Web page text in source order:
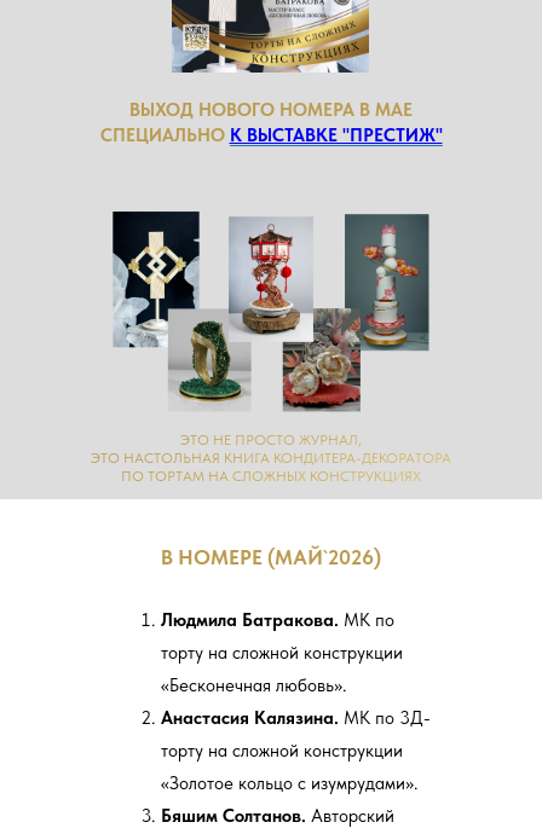
ВЫХОД НОВОГО НОМЕРА В МАЕ
СПЕЦИАЛЬНО К ВЫСТАВКЕ "ПРЕСТИЖ"
ЭТО НЕ ПРОСТО ЖУРНАЛ,
ЭТО НАСТОЛЬНАЯ КНИГА КОНДИТЕРА-ДЕКОРАТОРА
ПО ТОРТАМ НА СЛОЖНЫХ КОНСТРУКЦИЯХ
В НОМЕРЕ (МАЙ`2026)
Людмила Батракова. МК по
торту на сложной конструкции
«Бесконечная любовь».
Анастасия Калязина. МК по 3Д-
торту на сложной конструкции
«Золотое кольцо с изумрудами».
Бяшим Солтанов. Авторский